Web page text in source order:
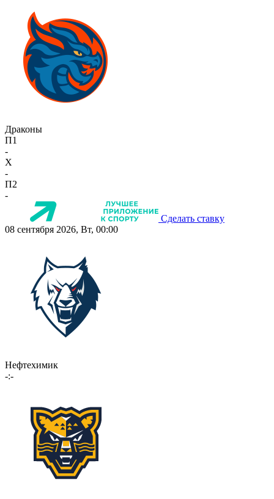
Драконы
П1
-
X
-
П2
-
Сделать ставку
08 сентября 2026, Вт, 00:00
Нефтехимик
-:-